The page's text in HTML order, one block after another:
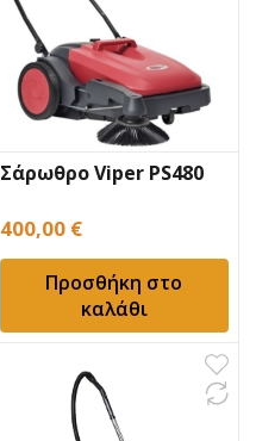
Σάρωθρο Viper PS480
400,00 €
Προσθήκη στο
καλάθι